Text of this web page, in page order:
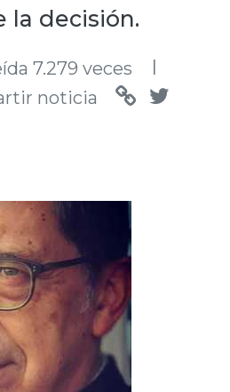
la decisión.
7.279 veces l
noticia